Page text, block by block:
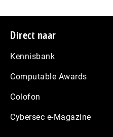
Footer
Direct naar
Kennisbank
Computable Awards
Colofon
Cybersec e-Magazine